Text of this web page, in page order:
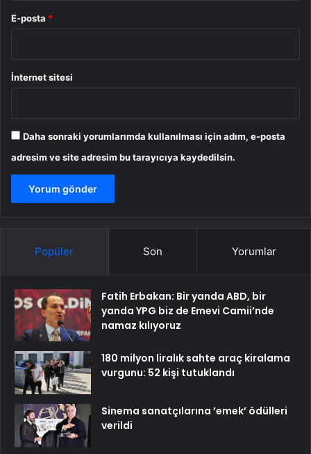
E-posta *
İnternet sitesi
Daha sonraki yorumlarımda kullanılması için adım, e-posta
adresim ve site adresim bu tarayıcıya kaydedilsin.
Popüler Son Yorumlar
Fatih Erbakan: Bir yanda ABD, bir
yanda YPG biz de Emevi Camii’nde
namaz kılıyoruz
180 milyon liralık sahte araç kiralama
vurgunu: 52 kişi tutuklandı
Sinema sanatçılarına ’emek’ ödülleri
verildi